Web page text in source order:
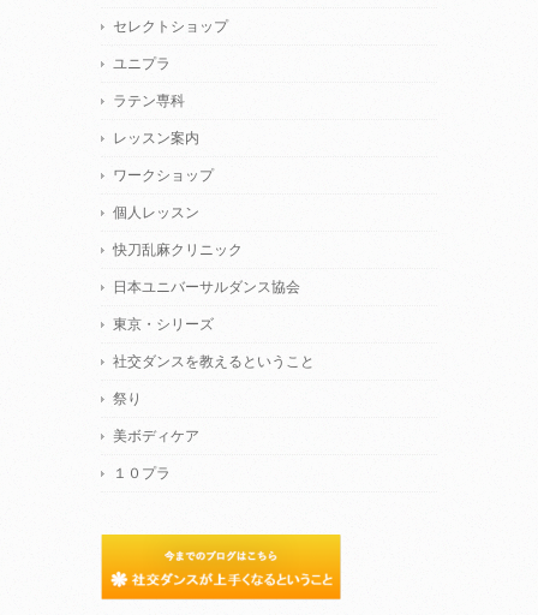
セレクトショップ
ユニプラ
ラテン専科
レッスン案内
ワークショップ
個人レッスン
快刀乱麻クリニック
日本ユニバーサルダンス協会
東京・シリーズ
社交ダンスを教えるということ
祭り
美ボディケア
１０プラ